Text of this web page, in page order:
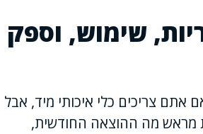
שימוש, וספק
אתם צריכים כלי איכותי מיד, אבל
מראש מה ההוצאה החודשית,